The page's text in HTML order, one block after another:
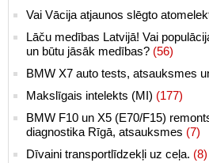
Vai Vācija atjaunos slēgto
Lāču medības Latvijā! Vai
un būtu jāsāk medības? (56)
BMW X7 auto tests, atsauksmes
Makslīgais intelekts (MI) (177)
BMW F10 un X5 (E70/F15)
diagnostika Rīgā, atsauksmes (7)
Dīvaini transportlīdzekļi uz ceļa. (8)